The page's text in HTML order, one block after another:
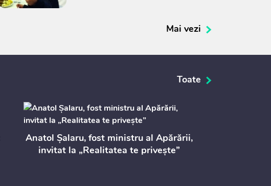
Mai vezi
Toate
Anatol Şalaru, fost ministru al Apărării,
invitat la „Realitatea te privește”